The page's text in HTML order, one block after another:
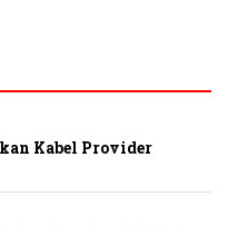
Kabel Provider